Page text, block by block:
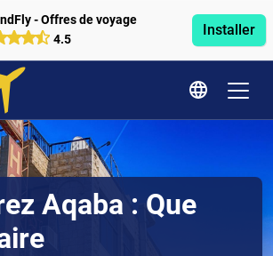
- Offres de voyage
4.5
Installer
Aqaba : Que